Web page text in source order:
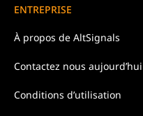
ENTREPRISE
À propos de AltSignals
Contactez nous aujourd’hui
Conditions d’utilisation